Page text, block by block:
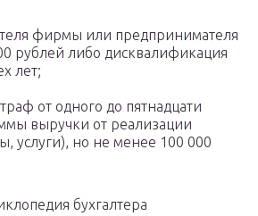
фирмы или предпринимателя
рублей либо дисквалификация
лет;
от одного до пятнадцати
выручки от реализации
услуги), но не менее 100 000
бухгалтера